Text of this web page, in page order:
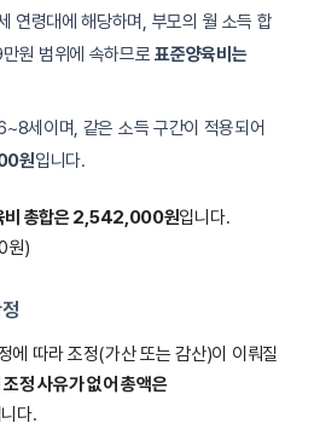
연령대에 해당하며, 부모의 월 소득 합
원 범위에 속하므로표준양육비는
세이며, 같은 소득 구간이 적용되어
원입니다.
비 총합은 2,542,000원입니다.
원)
에 따라 조정(가산 또는 감산)이 이뤄질
정 사유가 없어 총액은
다.